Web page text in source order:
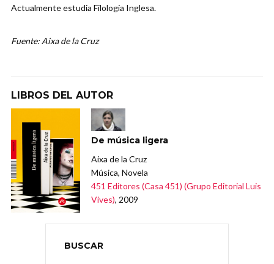
Actualmente estudia Filología Inglesa.
Fuente: Aixa de la Cruz
LIBROS DEL AUTOR
De música ligera
Aixa de la Cruz
Música, Novela
451 Editores (Casa 451) (Grupo Editorial Luis
Vives), 2009
BUSCAR